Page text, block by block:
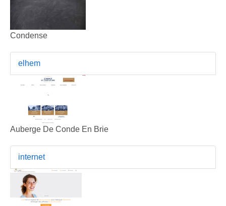
Condense
elhem
Auberge De Conde En Brie
internet